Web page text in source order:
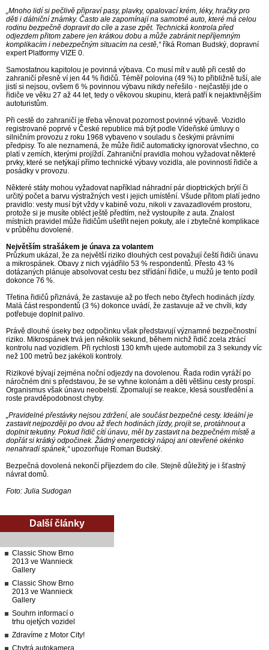
„Mnoho lidí si pečlivě připraví pasy, plavky, opalovací krém, léky, hračky pro
děti i dálniční známky. Často ale zapomínají na samotné auto, které má celou
rodinu bezpečně dopravit do cíle a zase zpět. Technická kontrola před
odjezdem přitom zabere jen krátkou dobu a může zabránit nepříjemným
komplikacím i nebezpečným situacím na cestě,“říká Roman Budský, dopravní
expert Platformy VIZE 0.
Samostatnou kapitolou je povinná výbava. Co musí mít v autě při cestě do
zahraničí přesně ví jen 44 % řidičů. Téměř polovina (49 %) to přibližně tuší, ale
jistí si nejsou, ovšem 6 % povinnou výbavu nikdy neřešilo - nejčastěji jde o
řidiče ve věku 27 až 44 let, tedy o věkovou skupinu, která patří k nejaktivnějším
autoturistům.
Při cestě do zahraničí je třeba věnovat pozornost povinné výbavě. Vozidlo
registrované poprvé v České republice má být podle Vídeňské úmluvy o
silničním provozu z roku 1968 vybaveno v souladu s českými právními
předpisy. To ale neznamená, že může řidič automaticky ignorovat všechno, co
platí v zemích, kterými projíždí. Zahraniční pravidla mohou vyžadovat některé
prvky, které se netýkají přímo technické výbavy vozidla, ale povinností řidiče a
posádky v provozu.
Některé státy mohou vyžadovat například náhradní pár dioptrických brýlí či
určitý počet a barvu výstražných vest i jejich umístění. Všude přitom platí jedno
pravidlo: vesty musí být vždy v kabině vozu, nikoli v zavazadlovém prostoru,
protože si je musíte obléct ještě předtím, než vystoupíte z auta. Znalost
místních pravidel může řidičům ušetřit nejen pokuty, ale i zbytečné komplikace
v průběhu dovolené.
Největším strašákem je únava za volantem
Průzkum ukázal, že za největší riziko dlouhých cest považují čeští řidiči únavu
a mikrospánek. Obavy z nich vyjádřilo 53 % respondentů. Přesto 43 %
dotázaných plánuje absolvovat cestu bez střídání řidiče, u mužů je tento podíl
dokonce 76 %.
Třetina řidičů přiznává, že zastavuje až po třech nebo čtyřech hodinách jízdy.
Malá část respondentů (3 %) dokonce uvádí, že zastavuje až ve chvíli, kdy
potřebuje doplnit palivo.
Právě dlouhé úseky bez odpočinku však představují významné bezpečnostní
riziko. Mikrospánek trvá jen několik sekund, během nichž řidič zcela ztrácí
kontrolu nad vozidlem. Při rychlosti 130 km/h ujede automobil za 3 sekundy víc
než 100 metrů bez jakékoli kontroly.
Rizikové bývají zejména noční odjezdy na dovolenou. Řada rodin vyráží po
náročném dni s představou, že se vyhne kolonám a děti většinu cesty prospí.
Organismus však únavu neobelstí. Zpomalují se reakce, klesá soustředění a
roste pravděpodobnost chyby.
„Pravidelné přestávky nejsou zdržení, ale součást bezpečné cesty. Ideální je
zastavit nejpozději po dvou až třech hodinách jízdy, projít se, protáhnout a
doplnit tekutiny. Pokud řidič cítí únavu, měl by zastavit na bezpečném místě a
dopřát si krátký odpočinek. Žádný energetický nápoj ani otevřené okénko
nenahradí spánek,“upozorňuje Roman Budský.
Bezpečná dovolená nekončí příjezdem do cíle. Stejně důležitý je i šťastný
návrat domů.
Foto: Julia Sudogan
Další články
Classic Show Brno
2013 ve Wannieck
Gallery
Classic Show Brno
2013 ve Wannieck
Gallery
Souhrn informací o
trhu ojetých vozidel
Zdravíme z Motor City!